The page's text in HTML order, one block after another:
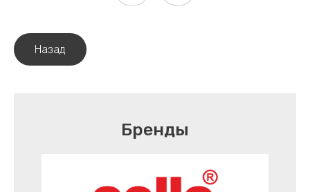
Назад
Бренды